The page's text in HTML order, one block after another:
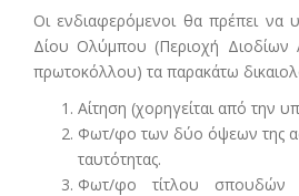
Οι ενδιαφερόμενοι θα πρέπει
Δίου Ολύμπου (Περιοχή Διοδίων
πρωτοκόλλου) τα παρακάτω
Αίτηση (χορηγείται από την
Φωτ/φο των δύο όψεων της
ταυτότητας.
Φωτ/φο τίτλου σπουδών